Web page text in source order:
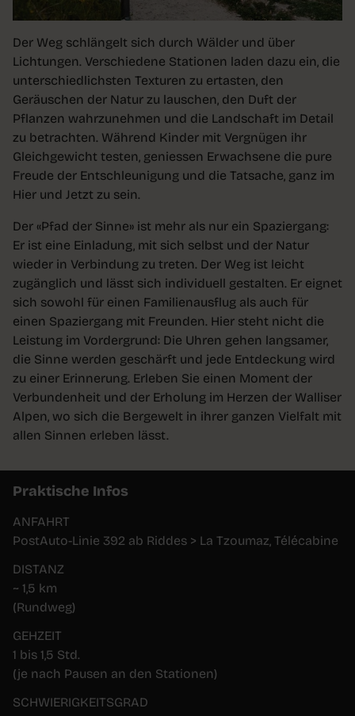
Der Weg schlängelt sich durch Wälder und über
Lichtungen. Verschiedene Stationen laden dazu ein, die
unterschiedlichsten Texturen zu ertasten, den
Geräuschen der Natur zu lauschen, den Duft der
Pflanzen wahrzunehmen und die Landschaft im Detail
zu betrachten. Während Kinder mit Vergnügen ihr
Gleichgewicht testen, geniessen Erwachsene die pure
Freude der Entschleunigung und die Tatsache, ganz im
Hier und Jetzt zu sein.
Der «Pfad der Sinne» ist mehr als nur ein Spaziergang:
Er ist eine Einladung, mit sich selbst und der Natur
wieder in Verbindung zu treten. Der Weg ist leicht
zugänglich und lässt sich individuell gestalten. Er eignet
sich sowohl für einen Familienausflug als auch für
einen Spaziergang mit Freunden. Hier steht nicht die
Leistung im Vordergrund: Die Uhren gehen langsamer,
die Sinne werden geschärft und jede Entdeckung wird
zu einer Erinnerung. Erleben Sie einen Moment der
Verbundenheit und der Erholung im Herzen der Walliser
Alpen, wo sich die Bergewelt in ihrer ganzen Vielfalt mit
allen Sinnen erleben lässt.
Praktische Infos
ANFAHRT
PostAuto-Linie 392 ab Riddes > La Tzoumaz, Télécabine
DISTANZ
~ 1,5 km
(Rundweg)
GEHZEIT
1 bis 1,5 Std.
(je nach Pausen an den Stationen)
SCHWIERIGKEITSGRAD